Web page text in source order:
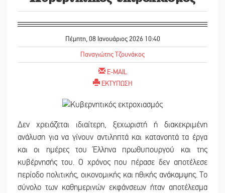
Πέμπτη, 08 Ιανουάριος 2026 10:40
Παναγιώτης Τζουνάκος
E-MAIL
ΕΚΤΥΠΩΣΗ
Δεν χρειάζεται ιδιαίτερη, ξεχωριστή ή διακεκριμένη
ανάλυση για να γίνουν αντιληπτά και κατανοητά τα έργα
και οι ημέρες του Έλληνα πρωθυπουργού και της
κυβέρνησής του. Ο χρόνος που πέρασε δεν αποτέλεσε
περίοδο πολιτικής, οικονομικής και ηθικής ανάκαμψης. Το
σύνολο των καθημερινών εκφάνσεων ήταν αποτέλεσμα